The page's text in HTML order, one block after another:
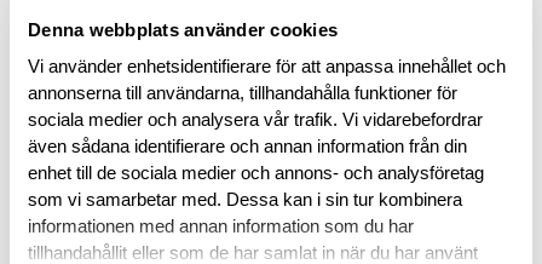
Denna webbplats använder cookies
Vi använder enhetsidentifierare för att anpassa innehållet och
annonserna till användarna, tillhandahålla funktioner för
sociala medier och analysera vår trafik. Vi vidarebefordrar
även sådana identifierare och annan information från din
enhet till de sociala medier och annons- och analysföretag
som vi samarbetar med. Dessa kan i sin tur kombinera
informationen med annan information som du har
tillhandahållit eller som de har samlat in när du har använt
BESKRIVNING
RECENSIONER
OM VARUMÄRKET